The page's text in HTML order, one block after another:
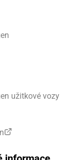
užitkové vozy